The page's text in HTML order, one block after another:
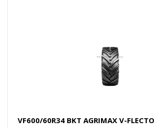
VF600/60R34 BKT AGRIMAX V-